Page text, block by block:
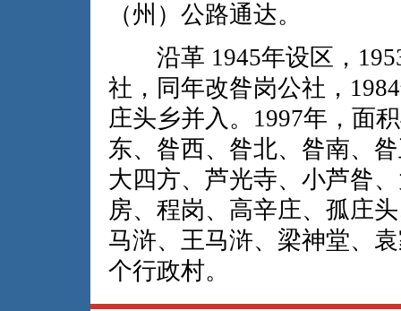
（州）公路通达。
沿革 1945年设区，
社，同年改昝岗公社，
庄头乡并入。1997年，面
东、昝西、昝北、昝南、
大四方、芦光寺、小芦昝
房、程岗、高辛庄、孤庄
马浒、王马浒、梁神堂、
个行政村。